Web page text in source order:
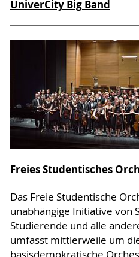
UniverCity Big Band
Freies Studentisches
Das Freie Studentische
unabhängige Initiative von
Studierende und alle
umfasst mittlerweile um